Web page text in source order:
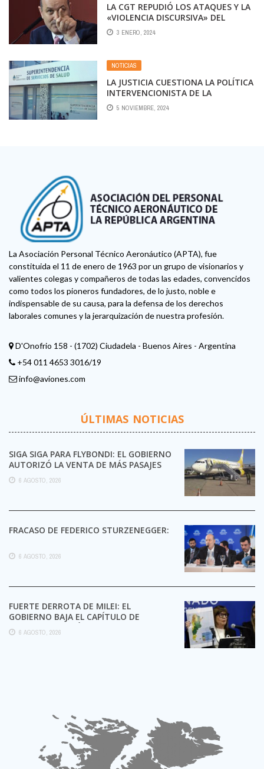
LA CGT REPUDIÓ LOS ATAQUES Y LA
«VIOLENCIA DISCURSIVA» DEL
GOBIERNO NACIONAL
3 ENERO, 2024
NOTICIAS
LA JUSTICIA CUESTIONA LA POLÍTICA
INTERVENCIONISTA DE LA
SECRETARIA SALUD CONTRA LAS
OBRAS SOCIALES SINDICALES Y SE
5 NOVIEMBRE, 2024
La Asociación Personal Técnico Aeronáutico (APTA), fue
constituida el 11 de enero de 1963 por un grupo de visionarios y
valientes colegas y compañeros de todas las edades, convencidos
como todos los pioneros fundadores, de lo justo, noble e
indispensable de su causa, para la defensa de los derechos
laborales comunes y la jerarquización de nuestra profesión.
D'Onofrio 158 - (1702) Ciudadela - Buenos Aires - Argentina
+54 011 4653 3016/19
info@aviones.com
ÚLTIMAS NOTICIAS
SIGA SIGA PARA FLYBONDI: EL GOBIERNO
AUTORIZÓ LA VENTA DE MÁS PASAJES
6 AGOSTO, 2026
FRACASO DE FEDERICO STURZENEGGER:
6 AGOSTO, 2026
FUERTE DERROTA DE MILEI: EL
GOBIERNO BAJA EL CAPÍTULO DE
EXTRANJERIZACIÓN DE TIERRAS
6 AGOSTO, 2026